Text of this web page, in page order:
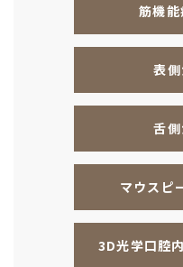
筋機能
表
舌
マウスピ
3D光学口腔